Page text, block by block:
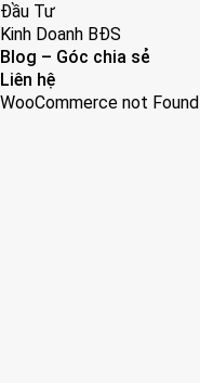
Đầu Tư
Kinh Doanh BĐS
Blog – Góc chia sẻ
Liên hệ
WooCommerce not Found